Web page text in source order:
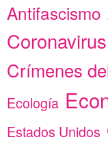
Antifascismo
Coronavirus
Crímenes
Ecología
Estados Unidos